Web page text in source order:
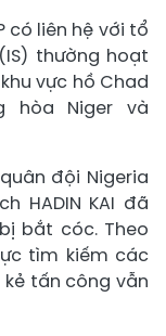
có liên hệ với tổ
thường hoạt
vực hồ Chad
hòa Niger và
đội Nigeria
HADIN KAI đã
bắt cóc. Theo
tìm kiếm các
tấn công vẫn